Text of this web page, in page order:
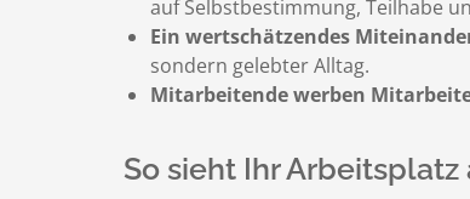
So sieht Ihr Arbeitsplatz
auf Selbstbestimmung, Teilhabe
Ein wertschätzendes
sondern gelebter Alltag.
Mitarbeitende werben